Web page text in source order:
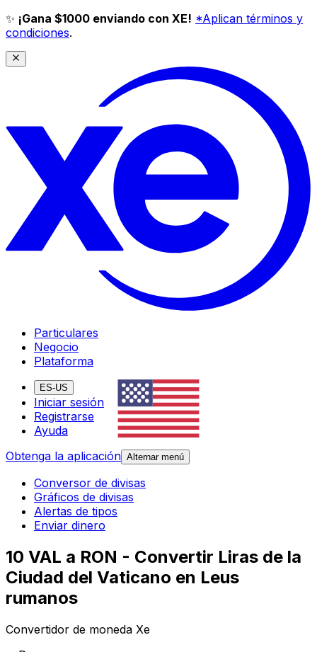
✨ ¡Gana $1000 enviando con XE! *Aplican términos y
condiciones.
Particulares
Negocio
Plataforma
ES-US
Iniciar sesión
Registrarse
Ayuda
Obtenga la aplicación Alternar menú
Conversor de divisas
Gráficos de divisas
Alertas de tipos
Enviar dinero
10 VAL a RON - Convertir Liras de la
Ciudad del Vaticano en Leus
rumanos
Convertidor de moneda Xe